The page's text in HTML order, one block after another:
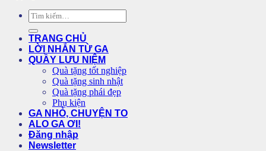
Tìm
kiếm:
TRANG CHỦ
LỜI NHẮN TỪ GA
QUẦY LƯU NIỆM
Quà tặng tốt nghiệp
Quà tặng sinh nhật
Quà tặng phái đẹp
Phụ kiện
GA NHỎ, CHUYỆN TO
ALO GA ƠI!
Đăng nhập
Newsletter